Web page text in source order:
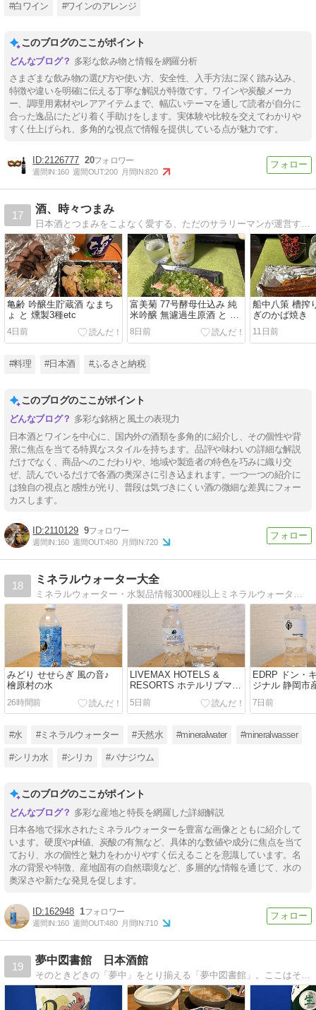
#白ワイン #ワインのアレンジ
このブログのここがポイント
多彩な飲み物と情報を網羅分析
さまざまな飲み物の選び方や使い方、安全性、入手方法に深く踏み込み、
特徴や違いを明確に伝える丁寧な解説が特徴です。ワインや炭酸メーカ
ー、調理用素材やレアアイテムまで、幅広いテーマを通して読者が自分に
合った逸品にたどり着く手助けをします。実体験や比較を交えてわかりや
すく仕上げられ、多角的な視点で情報を提供している点が魅力です。
2126777 20
週間IN:160 週間OUT:200 月間IN:820
17
酒、時々つまみ
日本酒とつまみをこよなく愛する、ただのサラリーマンが運営するブログです。新潟清酒達人検定「銅」の達人取得。日本酒に少しでも興味を持っていただければ幸いです。
亀齢 吟醸生貯蔵酒 なまち
ょ と 燻製3種etc
4日前
富美菊 77号酵母仕込み 純
米吟醸 無濾過生原酒 と 炙
りサーモン
8日前
船中八策 槽搾
ぎのかば焼き
11日前
#料理 #日本酒 #ふるさと納税
このブログのここがポイント
多彩な銘柄と風土の表現力
日本酒とワインを中心に、国内外の酒類を多角的に紹介し、その個性や背
景に焦点を当てる特異なスタイルを持ちます。品評や味わいの詳細な解説
だけでなく、商品へのこだわりや、地域や製造者の特色を巧みに織り交
ぜ、読んでいるだけで各酒の奥深さに引き込まれます。一つ一つの紹介に
は独自の視点と感性が光り、普段は気づきにくい酒の微細な差異にフォー
カスします。
2110129 9
週間IN:160 週間OUT:480 月間IN:720
18
ミネラルウォーター大全
ミネラルウォーター・水製品情報3000種以上ミネラルウォーター製品日本一の情報量を目指しています。レアなものも淡々と紹介し続けています。
みどり せせらぎ 風の音♪
檜原村の水
26時間前
LIVEMAX HOTELS &
RESORTS ホテルリブマッ
クス ミネラルウォーター
5日前
EDRP ドン・
ジナル 静岡市
ォーター
7日前
#水 #ミネラルウォーター #天然水 #mineralwater #mineralwasser
#シリカ水 #シリカ #バナジウム
このブログのここがポイント
多彩な産地と特長を網羅した詳細解説
日本各地で採水されたミネラルウォーターを豊富な画像とともに紹介して
います。硬度やpH値、炭酸の有無など、具体的な数値や成分に焦点を当て
ており、水の個性と魅力をわかりやすく伝えることを意識しています。名
水の背景や特徴、産地固有の自然環境など、多層的な情報を通じて、水の
奥深さや新たな発見を促します。
162948 1
週間IN:160 週間OUT:480 月間IN:710
19
夢中図書館 日本酒館